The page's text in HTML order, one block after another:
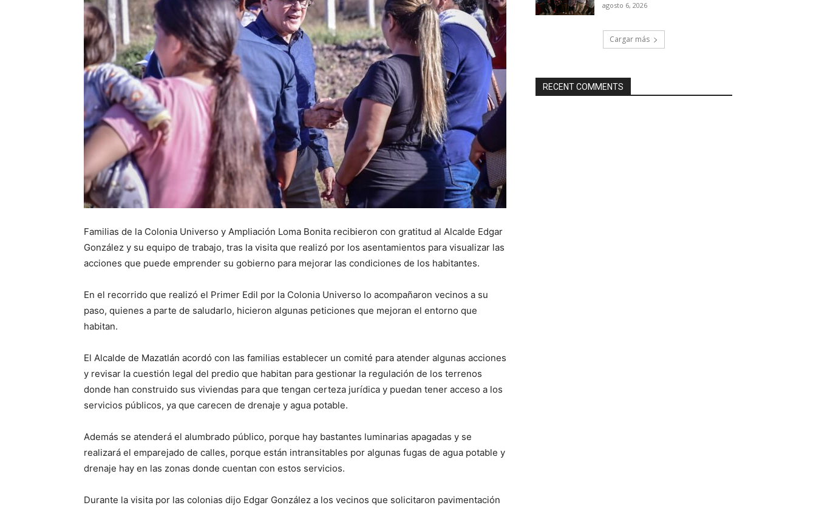
Familias de la Colonia Universo y Ampliación Loma Bonita recibieron con gratitud al Alcalde Edgar
González y su equipo de trabajo, tras la visita que realizó por los asentamientos para visualizar las
acciones que puede emprender su gobierno para mejorar las condiciones de los habitantes.
En el recorrido que realizó el Primer Edil por la Colonia Universo lo acompañaron vecinos a su
paso, quienes a parte de saludarlo, hicieron algunas peticiones que mejoran el entorno que
habitan.
El Alcalde de Mazatlán acordó con las familias establecer un comité para atender algunas acciones
y revisar la cuestión legal del predio que habitan para gestionar la regulación de los terrenos
donde han construido sus viviendas para que tengan certeza jurídica y puedan tener acceso a los
servicios públicos, ya que carecen de drenaje y agua potable.
Además se atenderá el alumbrado público, porque hay bastantes luminarias apagadas y se
realizará el emparejado de calles, porque están intransitables por algunas fugas de agua potable y
drenaje hay en las zonas donde cuentan con estos servicios.
Durante la visita por las colonias dijo Edgar González a los vecinos que solicitaron pavimentación
agosto 6, 2026
Cargar más
RECENT COMMENTS